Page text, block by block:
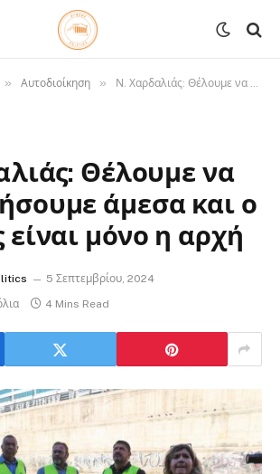
» Αυτοδιοίκηση » Ν. Χαρδαλιάς: Θέλουμε να προχωρήσουμε άμεσα και ο Κηφισός είναι μόνο η αρχή
Θέλουμε να
άμεσα και ο
είναι μόνο η αρχή
5 Σεπτεμβρίου, 2024
4 Mins Read